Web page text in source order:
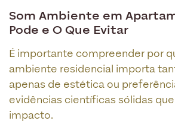
Som Ambiente em
Pode e O Que Evitar
É importante compreender por
ambiente residencial importa
apenas de estética ou
evidências científicas sólidas
impacto.